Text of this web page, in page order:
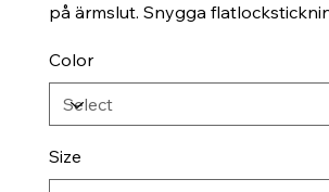
på ärmslut. Snygga
Color
Size